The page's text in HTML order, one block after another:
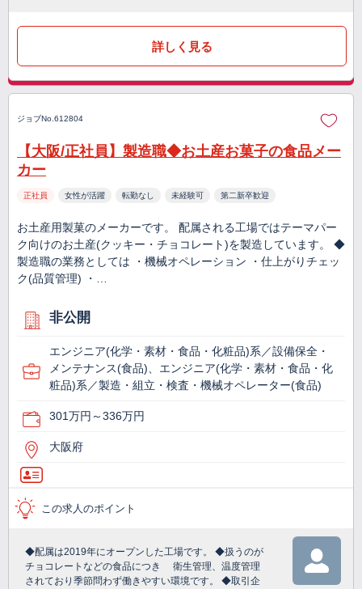
詳しく見る
ジョブNo.612804
【大阪/正社員】製造職◆お土産お菓子の食品メー
カー
正社員 女性が活躍 転勤なし 未経験可 第二新卒歓迎
お土産用製菓のメーカーです。 配属される工場ではテーマパー
ク向けのお土産(クッキー・チョコレート)を製造しています。 ◆
製造職の業務としては ・機械オペレーション ・仕上がりチェッ
ク(品質管理) ・…
非公開
エンジニア(化学・素材・食品・化粧品)系／設備保全・
メンテナンス(食品)、エンジニア(化学・素材・食品・化
粧品)系／製造・組立・検査・機械オペレーター(食品)
301万円～336万円
大阪府
この求人のポイント
◆配属は2019年にオープンした工場です。 ◆扱うのが
チョコレートなどの食品につき 衛生管理、温度管理
されており季節問わず働きやすい環境です。 ◆取引企